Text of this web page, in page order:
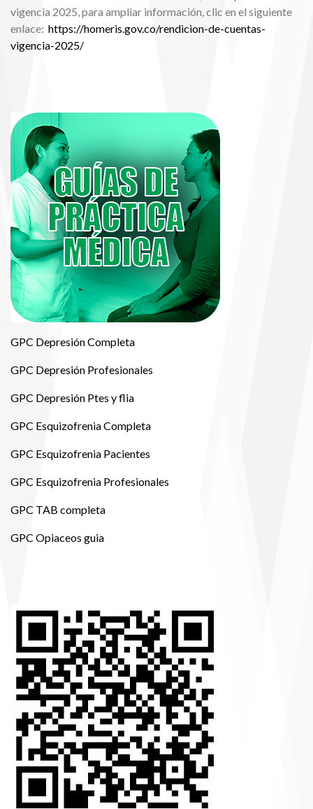
vigencia 2025, para ampliar información, clic en el siguiente
enlace: https://homeris.gov.co/rendicion-de-cuentas-
vigencia-2025/
GPC Depresión Completa
GPC Depresión Profesionales
GPC Depresión Ptes y flia
GPC Esquizofrenia Completa
GPC Esquizofrenia Pacientes
GPC Esquizofrenia Profesionales
GPC TAB completa
GPC Opiaceos guia